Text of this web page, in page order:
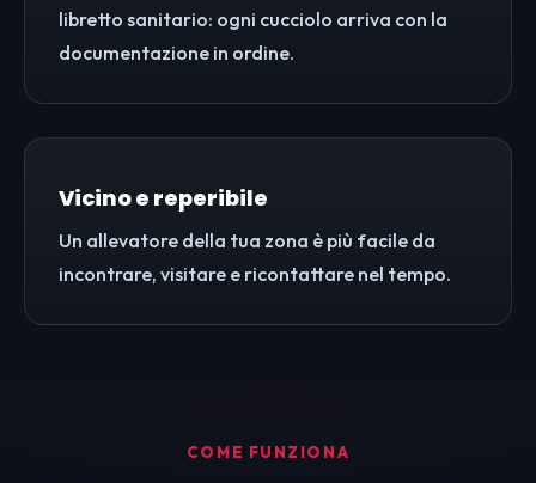
libretto sanitario: ogni cucciolo arriva con la
documentazione in ordine.
Vicino e reperibile
Un allevatore della tua zona è più facile da
incontrare, visitare e ricontattare nel tempo.
COME FUNZIONA